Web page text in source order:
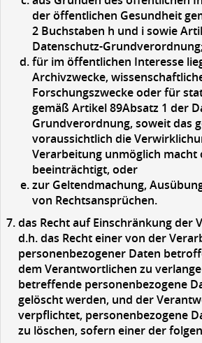
der öffentlichen Gesundheit
2 Buchstaben h und i sowie
Datenschutz-
für im öffentlichen Interesse
Archivzwecke,
Forschungszwecke oder für
gemäß Artikel 89Absatz 1 der
Grundverordnung, soweit das
voraussichtlich die
Verarbeitung unmöglich
beeinträchtigt, oder
zur Geltendmachung,
von Rechtsansprüchen.
das Recht auf Einschränkung der
d.h. das Recht einer von der
personenbezogener Daten
dem Verantwortlichen zu
betreffende personenbezogene
gelöscht werden, und der
verpflichtet, personenbezogene
zu löschen, sofern einer der